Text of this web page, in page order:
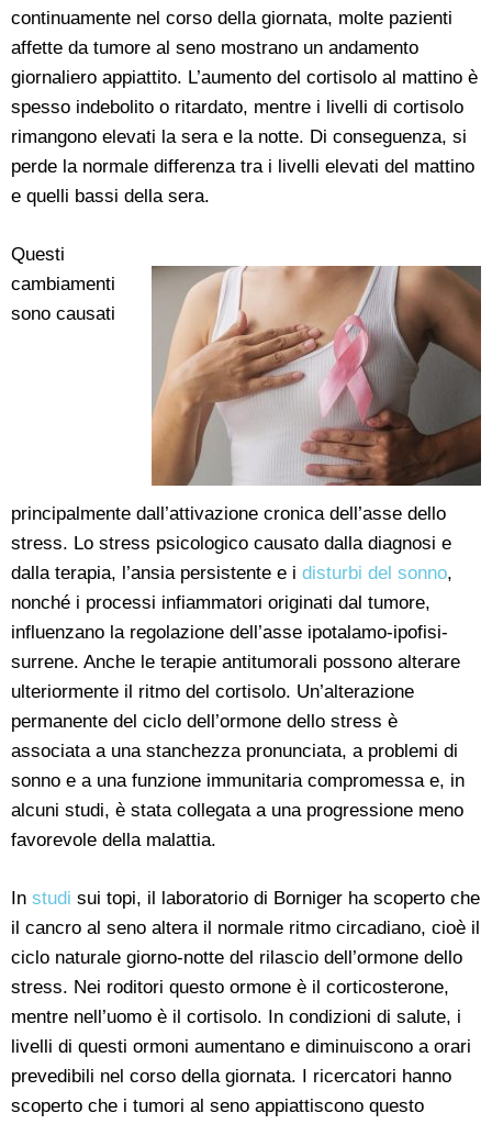
continuamente nel corso della giornata, molte pazienti
affette da tumore al seno mostrano un andamento
giornaliero appiattito. L’aumento del cortisolo al mattino è
spesso indebolito o ritardato, mentre i livelli di cortisolo
rimangono elevati la sera e la notte. Di conseguenza, si
perde la normale differenza tra i livelli elevati del mattino
e quelli bassi della sera.
Questi
cambiamenti
sono causati
principalmente dall’attivazione cronica dell’asse dello
stress. Lo stress psicologico causato dalla diagnosi e
dalla terapia, l’ansia persistente e i disturbi del sonno,
nonché i processi infiammatori originati dal tumore,
influenzano la regolazione dell’asse ipotalamo-ipofisi-
surrene. Anche le terapie antitumorali possono alterare
ulteriormente il ritmo del cortisolo. Un’alterazione
permanente del ciclo dell’ormone dello stress è
associata a una stanchezza pronunciata, a problemi di
sonno e a una funzione immunitaria compromessa e, in
alcuni studi, è stata collegata a una progressione meno
favorevole della malattia.
In studi sui topi, il laboratorio di Borniger ha scoperto che
il cancro al seno altera il normale ritmo circadiano, cioè il
ciclo naturale giorno-notte del rilascio dell’ormone dello
stress. Nei roditori questo ormone è il corticosterone,
mentre nell’uomo è il cortisolo. In condizioni di salute, i
livelli di questi ormoni aumentano e diminuiscono a orari
prevedibili nel corso della giornata. I ricercatori hanno
scoperto che i tumori al seno appiattiscono questo